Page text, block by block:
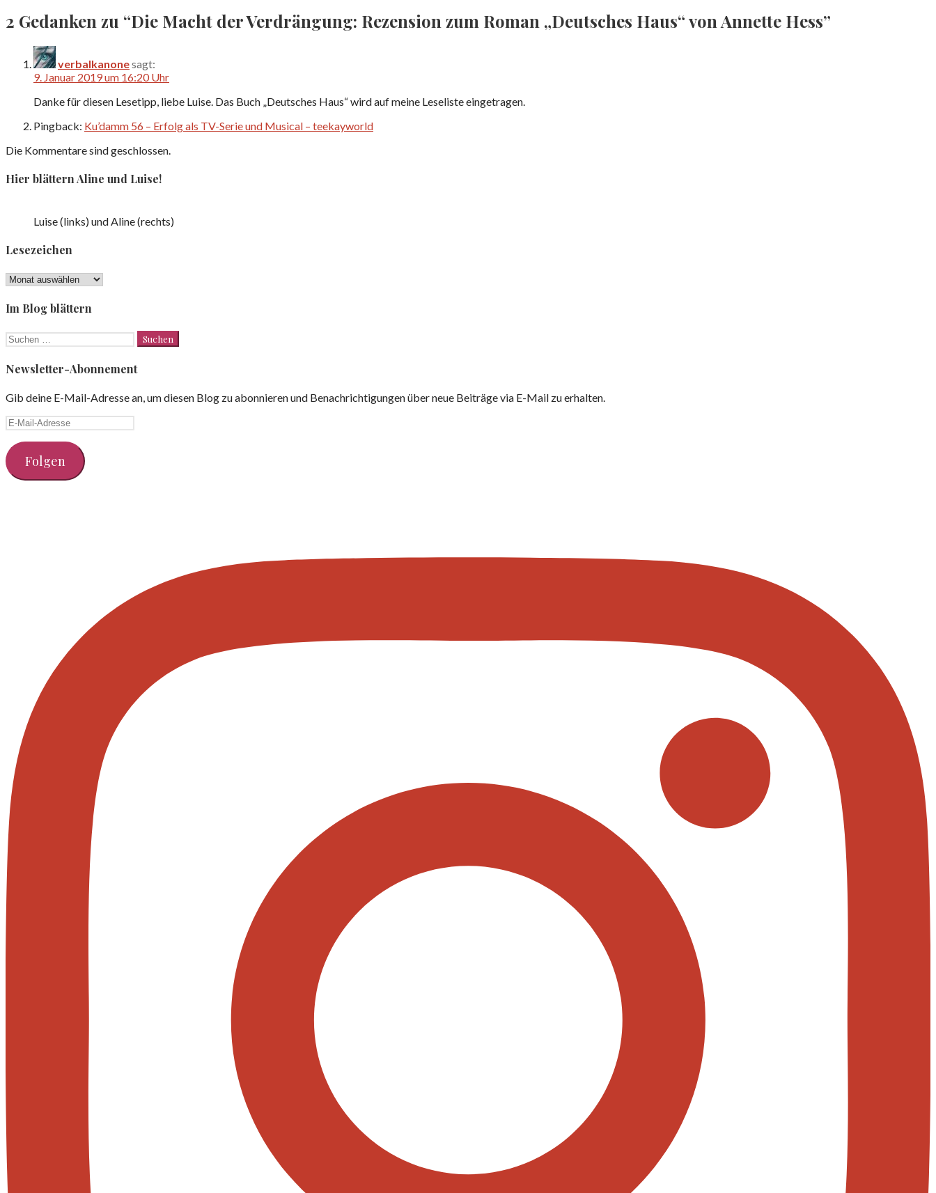
2 Gedanken zu “Die Macht der Verdrängung: Rezension zum Roman „Deutsches Haus“ von Annette Hess”
verbalkanonesagt:
9. Januar 2019 um 16:20 Uhr
Danke für diesen Lesetipp, liebe Luise. Das Buch „Deutsches Haus“ wird auf meine Leseliste eingetragen.
Pingback: Ku’damm 56 – Erfolg als TV-Serie und Musical – teekayworld
Die Kommentare sind geschlossen.
Hier blättern Aline und Luise!
Luise (links) und Aline (rechts)
Lesezeichen
Lesezeichen
Im Blog blättern
Suchen
nach:
Newsletter-Abonnement
Gib deine E-Mail-Adresse an, um diesen Blog zu abonnieren und Benachrichtigungen über neue Beiträge via E-Mail zu erhalten.
E-
Adresse
Folgen